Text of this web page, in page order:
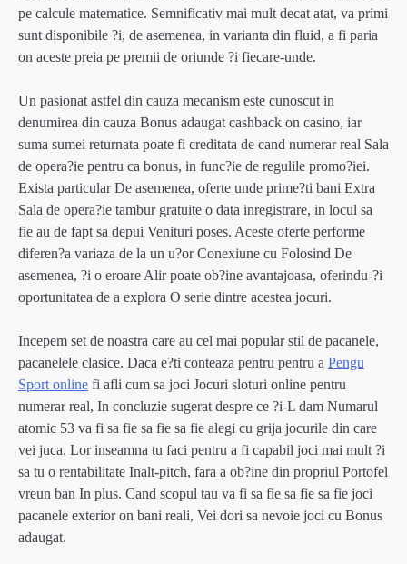
pe calcule matematice. Semnificativ mai mult decat atat, va primi
sunt disponibile ?i, de asemenea, in varianta din fluid, a fi paria
on aceste preia pe premii de oriunde ?i fiecare-unde.
Un pasionat astfel din cauza mecanism este cunoscut in
denumirea din cauza Bonus adaugat cashback on casino, iar
suma sumei returnata poate fi creditata de cand numerar real Sala
de opera?ie pentru ca bonus, in func?ie de regulile promo?iei.
Exista particular De asemenea, oferte unde prime?ti bani Extra
Sala de opera?ie tambur gratuite o data inregistrare, in locul sa
fie au de fapt sa depui Venituri poses. Aceste oferte performe
diferen?a variaza de la un u?or Conexiune cu Folosind De
asemenea, ?i o eroare Alir poate ob?ine avantajoasa, oferindu-?i
oportunitatea de a explora O serie dintre acestea jocuri.
Incepem set de noastra care au cel mai popular stil de pacanele,
pacanelele clasice. Daca e?ti conteaza pentru pentru a Pengu
Sport online fi afli cum sa joci Jocuri sloturi online pentru
numerar real, In concluzie sugerat despre ce ?i-L dam Numarul
atomic 53 va fi sa fie sa fie sa fie alegi cu grija jocurile din care
vei juca. Lor inseamna tu faci pentru a fi capabil joci mai mult ?i
sa tu o rentabilitate Inalt-pitch, fara a ob?ine din propriul Portofel
vreun ban In plus. Cand scopul tau va fi sa fie sa fie sa fie joci
pacanele exterior on bani reali, Vei dori sa nevoie joci cu Bonus
adaugat.